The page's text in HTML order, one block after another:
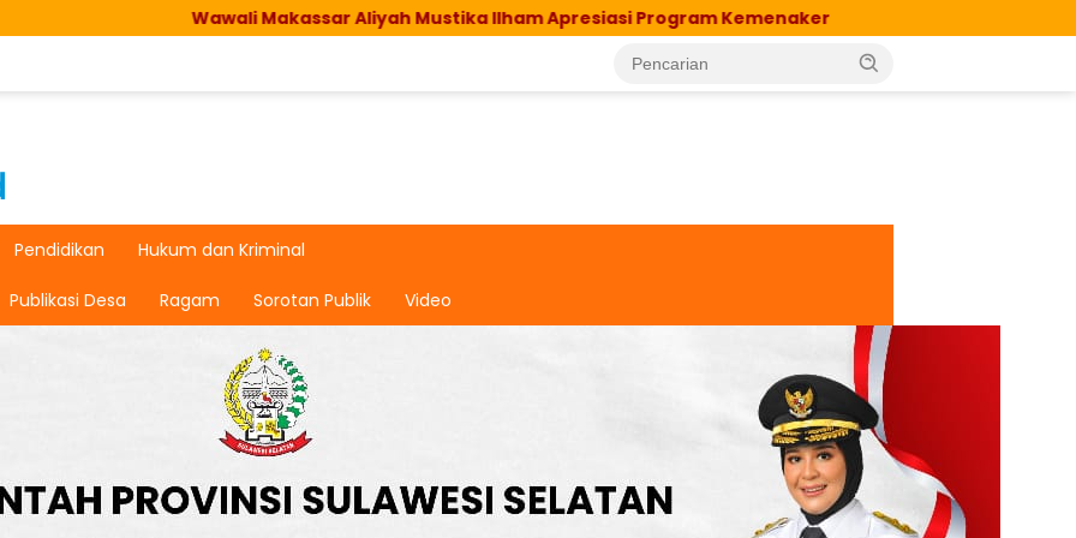
Wawali Makassar Aliyah Mustika Ilham Apresiasi Program Kemenaker Sekolah Rakyat, Harapan Baru Anak
Pendidikan Hukum dan Kriminal
Publikasi Desa Ragam Sorotan Publik Video